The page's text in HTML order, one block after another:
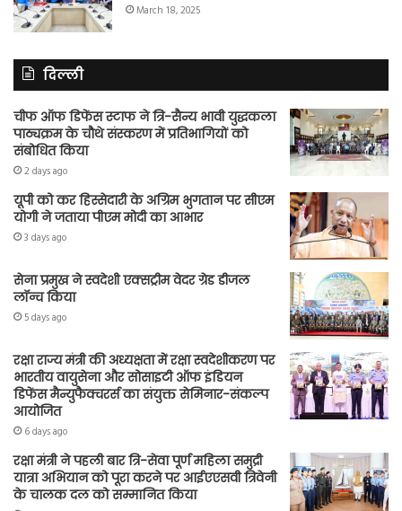
March 18, 2025
दिल्ली
चीफ ऑफ डिफेंस स्टाफ ने त्रि-सैन्य भावी युद्धकला
पाठ्यक्रम के चौथे संस्करण में प्रतिभागियों को
संबोधित किया
2 days ago
यूपी को कर हिस्सेदारी के अग्रिम भुगतान पर सीएम
योगी ने जताया पीएम मोदी का आभार
3 days ago
सेना प्रमुख ने स्वदेशी एक्सट्रीम वेदर ग्रेड डीजल
लॉन्च किया
5 days ago
रक्षा राज्य मंत्री की अध्यक्षता में रक्षा स्वदेशीकरण पर
भारतीय वायुसेना और सोसाइटी ऑफ इंडियन
डिफेंस मैन्युफैक्चरर्स का संयुक्त सेमिनार-संकल्प
आयोजित
6 days ago
रक्षा मंत्री ने पहली बार त्रि-सेवा पूर्ण महिला समुद्री
यात्रा अभियान को पूरा करने पर आईएएसवी त्रिवेनी
के चालक दल को सम्मानित किया